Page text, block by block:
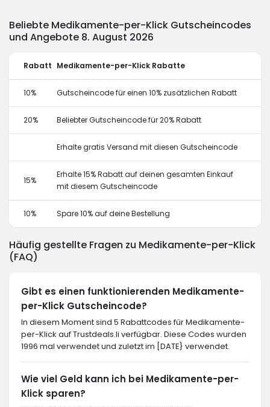
Beliebte Medikamente-per-Klick Gutscheincodes
und Angebote 8. August 2026
Rabatt Medikamente-per-Klick Rabatte
10% Gutscheincode für einen 10% zusätzlichen Rabatt
20% Beliebter Gutscheincode für 20% Rabatt
Erhalte gratis Versand mit diesen Gutscheincode
15%
Erhalte 15% Rabatt auf deinen gesamten Einkauf
mit diesem Gutscheincode
10% Spare 10% auf deine Bestellung
Häufig gestellte Fragen zu Medikamente-per-Klick
(FAQ)
Gibt es einen funktionierenden Medikamente-
per-Klick Gutscheincode?
In diesem Moment sind 5 Rabattcodes für Medikamente-
per-Klick auf Trustdeals.li verfügbar. Diese Codes wurden
1996 mal verwendet und zuletzt im [DATE} verwendet.
Wie viel Geld kann ich bei Medikamente-per-
Klick sparen?